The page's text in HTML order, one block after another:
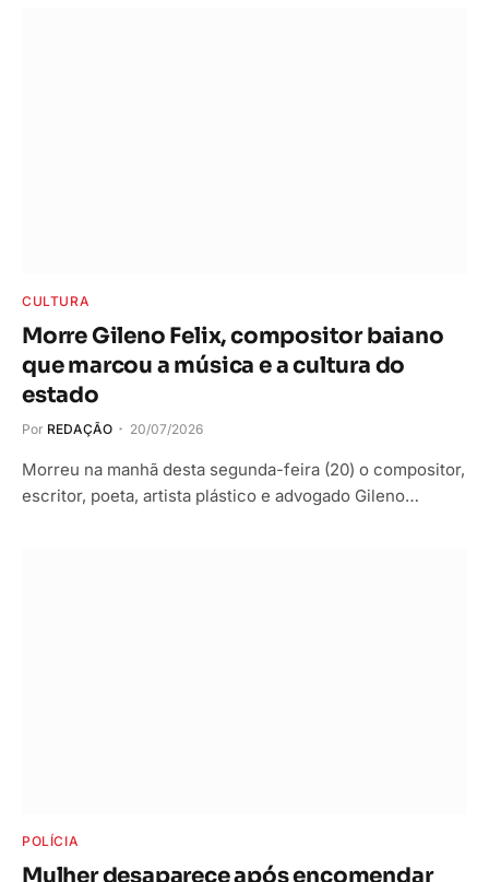
CULTURA
Morre Gileno Felix, compositor baiano
que marcou a música e a cultura do
estado
Por REDAÇÃO 20/07/2026
Morreu na manhã desta segunda-feira (20) o compositor,
escritor, poeta, artista plástico e advogado Gileno…
POLÍCIA
Mulher desaparece após encomendar